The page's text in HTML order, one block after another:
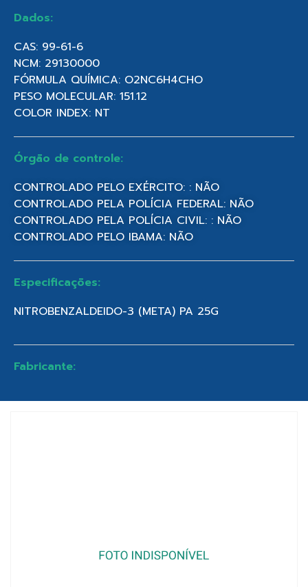
Dados:
CAS: 99-61-6
NCM: 29130000
FÓRMULA QUÍMICA: O2NC6H4CHO
PESO MOLECULAR: 151.12
COLOR INDEX: NT
Órgão de controle:
CONTROLADO PELO EXÉRCITO: : NÃO
CONTROLADO PELA POLÍCIA FEDERAL: NÃO
CONTROLADO PELA POLÍCIA CIVIL: : NÃO
CONTROLADO PELO IBAMA: NÃO
Especificações:
NITROBENZALDEIDO-3 (META) PA 25G
Fabricante: